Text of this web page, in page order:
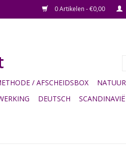
0 Artikelen - €0,00
/ AFSCHEIDSBOX
DEUTSCH SCANDINAVIË